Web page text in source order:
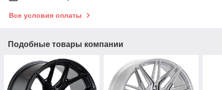
Все условия оплаты
Подобные товары компании